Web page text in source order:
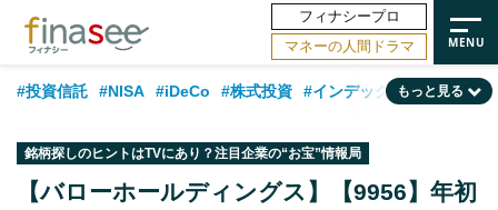
フィナシープロ
マネーの人間ドラマ
#投資信託 #NISA #iDeCo #株式投資 #インデックスファンド
#日本株 #50代 #金融用語解説
もっと見る
銘柄探しのヒントはTVにあり？注目企業の“お宝”情報局
【バローホールディングス】【9956】年初